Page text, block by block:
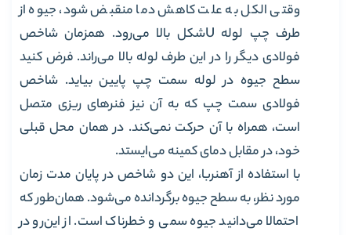
وقتی الکل به علت کاهش دما منقبض شود، جیوه از
طرف چپ لوله Uشکل بالا می‌رود. همزمان شاخص
فولادی دیگر را در این طرف لوله بالا می‌راند. فرض کنید
سطح جیوه در لوله سمت چپ پایین بیاید. شاخص
فولادی سمت چپ که به آن نیز فنرهای ریزی متصل
است، همراه با آن حرکت نمی‌کند. در همان محل قبلی
خود، در مقابل دمای کمینه می‌ایستد.
با استفاده از آهنربا، این دو شاخص در پایان مدت زمان
مورد نظر، به سطح جیوه برگردانده‌ می‌شود. همان‌طور که
احتمالا می‌دانید جیوه سمی و خطرناک است. از این‌رو در